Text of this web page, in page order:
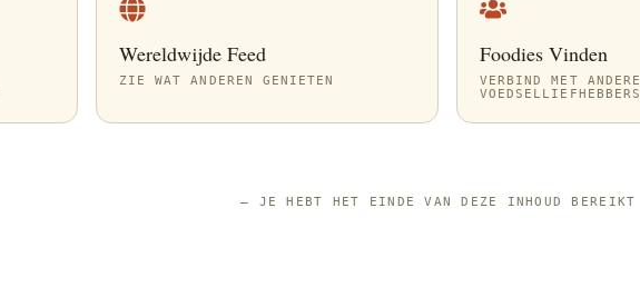
Wereldwijde Feed
ZIE WAT ANDEREN GENIETEN
Foodies Vinden
VERBIND MET ANDERE
VOEDSELLIEFHEBBERS
— JE HEBT HET EINDE VAN DEZE INHOUD BEREIKT